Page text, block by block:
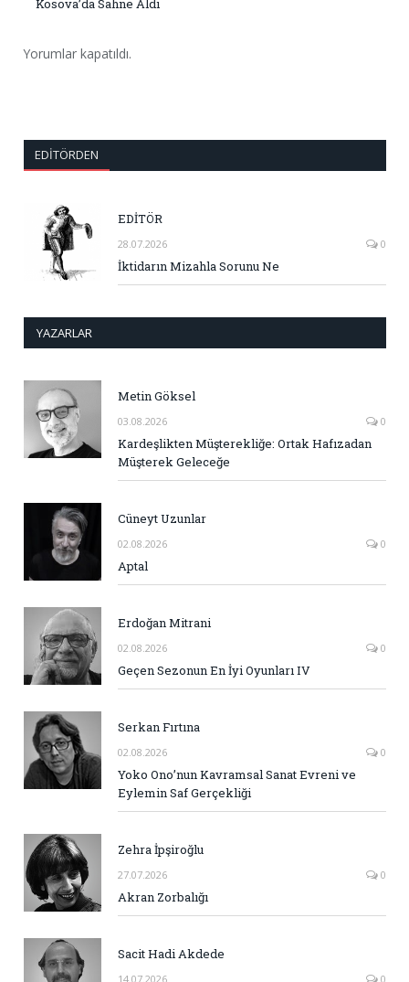
Kosova’da Sahne Aldı
Yorumlar kapatıldı.
EDITÖRDEN
EDİTÖR
28.07.2026 0
İktidarın Mizahla Sorunu Ne
YAZARLAR
Metin Göksel
03.08.2026 0
Kardeşlikten Müşterekliğe: Ortak Hafızadan
Müşterek Geleceğe
Cüneyt Uzunlar
02.08.2026 0
Aptal
Erdoğan Mitrani
02.08.2026 0
Geçen Sezonun En İyi Oyunları IV
Serkan Fırtına
02.08.2026 0
Yoko Ono’nun Kavramsal Sanat Evreni ve
Eylemin Saf Gerçekliği
Zehra İpşiroğlu
27.07.2026 0
Akran Zorbalığı
Sacit Hadi Akdede
14.07.2026 0